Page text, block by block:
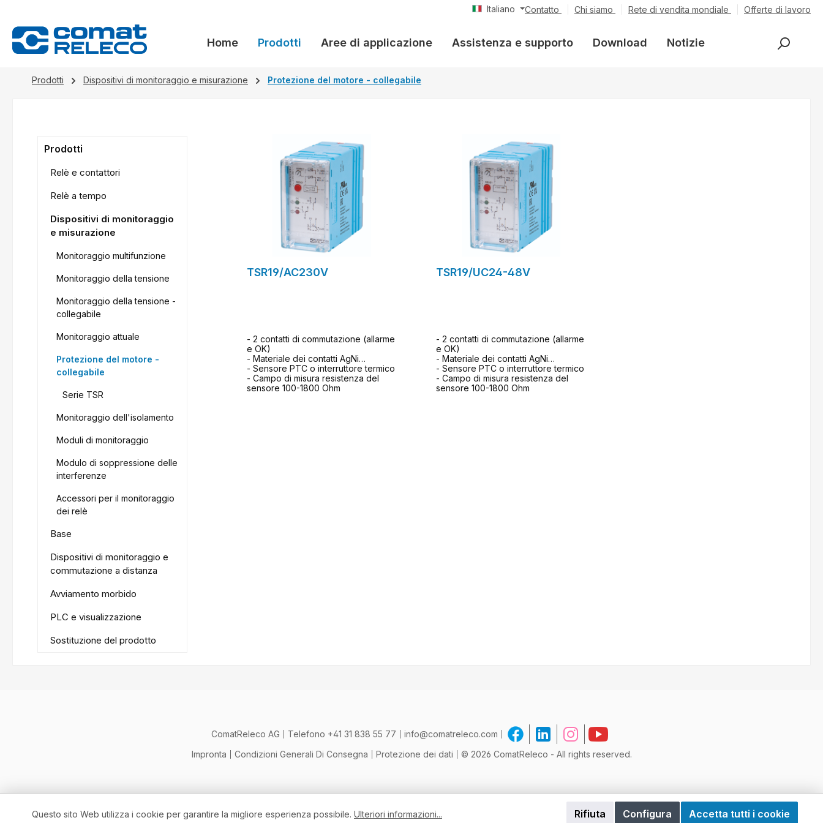
Italiano Contatto Chi siamo Rete di vendita mondiale Offerte di lavoro
Home Prodotti Aree di applicazione Assistenza e supporto Download Notizie
Prodotti Dispositivi di monitoraggio e misurazione Protezione del motore - collegabile
Prodotti
Relè e contattori
Relè a tempo
Dispositivi di monitoraggio
e misurazione
Monitoraggio multifunzione
Monitoraggio della tensione
Monitoraggio della tensione -
collegabile
Monitoraggio attuale
Protezione del motore -
collegabile
Serie TSR
Monitoraggio dell'isolamento
Moduli di monitoraggio
Modulo di soppressione delle
interferenze
Accessori per il monitoraggio
dei relè
Base
Dispositivi di monitoraggio e
commutazione a distanza
Avviamento morbido
PLC e visualizzazione
Sostituzione del prodotto
TSR19/AC230V
- 2 contatti di commutazione (allarme
e OK)
- Materiale dei contatti AgNi
- Sensore PTC o interruttore termico
- Campo di misura resistenza del
sensore 100-1800 Ohm
TSR19/UC24-48V
- 2 contatti di commutazione (allarme
e OK)
- Materiale dei contatti AgNi
- Sensore PTC o interruttore termico
- Campo di misura resistenza del
sensore 100-1800 Ohm
ComatReleco AG Telefono +41 31 838 55 77
info@comatreleco.com
Impronta
Condizioni Generali Di Consegna Protezione dei dati © 2026 ComatReleco - All rights reserved.
Questo sito Web utilizza i cookie per garantire la migliore esperienza possibile. Ulteriori informazioni... Rifiuta Configura Accetta tutti i cookie